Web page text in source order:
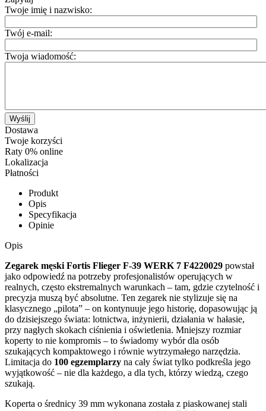
Twoje imię i nazwisko:
Twój e-mail:
Twoja wiadomość:
Wyślij
Dostawa
Twoje korzyści
Raty 0% online
Lokalizacja
Płatności
Produkt
Opis
Specyfikacja
Opinie
Opis
Zegarek męski Fortis Flieger F-39 WERK 7 F4220029 powstał
jako odpowiedź na potrzeby profesjonalistów operujących w
realnych, często ekstremalnych warunkach – tam, gdzie czytelność i
precyzja muszą być absolutne. Ten zegarek nie stylizuje się na
klasycznego „pilota” – on kontynuuje jego historię, dopasowując ją
do dzisiejszego świata: lotnictwa, inżynierii, działania w hałasie,
przy nagłych skokach ciśnienia i oświetlenia. Mniejszy rozmiar
koperty to nie kompromis – to świadomy wybór dla osób
szukających kompaktowego i równie wytrzymałego narzędzia.
Limitacja do 100 egzemplarzy na cały świat tylko podkreśla jego
wyjątkowość – nie dla każdego, a dla tych, którzy wiedzą, czego
szukają.
Koperta o średnicy 39 mm wykonana została z piaskowanej stali